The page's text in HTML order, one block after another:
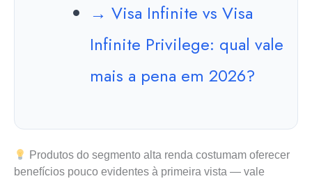
→ Visa Infinite vs Visa
Infinite Privilege: qual vale
mais a pena em 2026?
Produtos do segmento alta renda costumam oferecer
benefícios pouco evidentes à primeira vista — vale